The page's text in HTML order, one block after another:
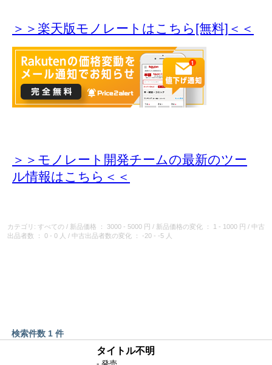
＞＞楽天版モノレートはこちら[無料]＜＜
＞＞モノレート開発チームの最新のツー
ル情報はこちら＜＜
カテゴリ: すべての / 新品価格 ： 3000 - 5000 円 / 新品価格の変化 ： 1 - 1000 円 / 中古
出品者数
： 0 - 0 人 / 中古出品者数の変化 ： -20 - -5 人
検索件数 1 件
タイトル不明